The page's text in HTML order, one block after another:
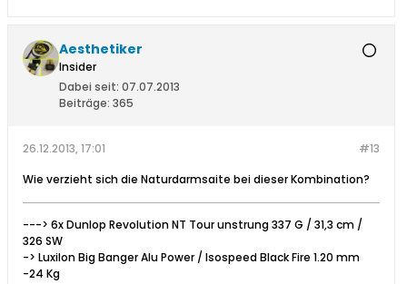
Aesthetiker
Insider
Dabei seit: 07.07.2013
Beiträge: 365
#13
26.12.2013, 17:01
Wie verzieht sich die Naturdarmsaite bei dieser Kombination?
---> 6x Dunlop Revolution NT Tour unstrung 337 G / 31,3 cm /
326 SW
-> Luxilon Big Banger Alu Power / Isospeed Black Fire 1.20 mm
-24 Kg